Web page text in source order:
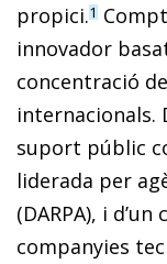
propici.1
innovador
concentració
internacionals.
suport públic
liderada per
(DARPA), i
companyies